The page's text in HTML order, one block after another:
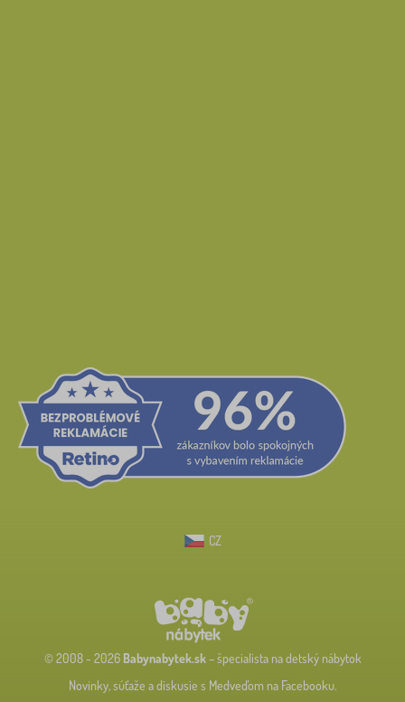
CZ
© 2008 - 2026 Babynabytek.sk– špecialista na detský nábytok
Novinky, súťaže a diskusie s Medveďom na Facebooku.